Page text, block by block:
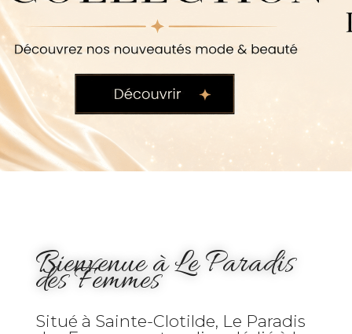
Bienvenue à Le Paradis
des Femmes
Situé à Sainte-Clotilde, Le Paradis